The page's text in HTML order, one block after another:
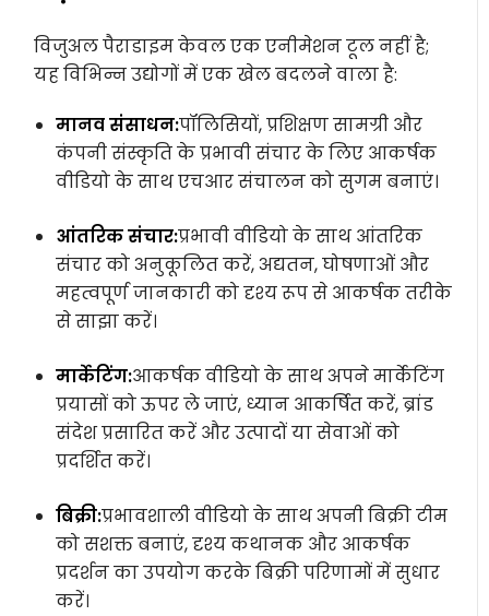
विजुअल पैराडाइम केवल एक एनीमेशन टूल नहीं है;
यह विभिन्न उद्योगों में एक खेल बदलने वाला है:
मानव संसाधन:पॉलिसियों, प्रशिक्षण सामग्री और
कंपनी संस्कृति के प्रभावी संचार के लिए आकर्षक
वीडियो के साथ एचआर संचालन को सुगम बनाएं।
आंतरिक संचार:प्रभावी वीडियो के साथ आंतरिक
संचार को अनुकूलित करें, अद्यतन, घोषणाओं और
महत्वपूर्ण जानकारी को दृश्य रूप से आकर्षक तरीके
से साझा करें।
मार्केटिंग:आकर्षक वीडियो के साथ अपने मार्केटिंग
प्रयासों को ऊपर ले जाएं, ध्यान आकर्षित करें, ब्रांड
संदेश प्रसारित करें और उत्पादों या सेवाओं को
प्रदर्शित करें।
बिक्री:प्रभावशाली वीडियो के साथ अपनी बिक्री टीम
को सशक्त बनाएं, दृश्य कथानक और आकर्षक
प्रदर्शन का उपयोग करके बिक्री परिणामों में सुधार
करें।